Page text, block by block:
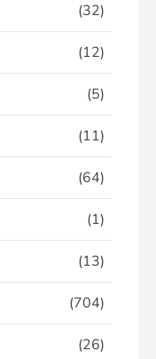
(32)
(12)
(5)
(11)
(64)
(1)
(13)
(704)
(26)